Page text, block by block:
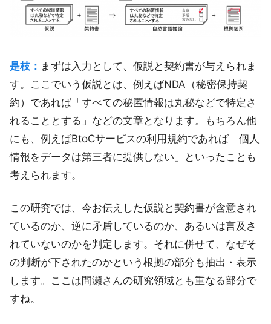
是枝： まずは入力として、仮説と契約書が与えられま
す。ここでいう仮説とは、例えばNDA（秘密保持契
約）であれば「すべての秘匿情報は丸秘などで特定さ
れることとする」などの文章となります。もちろん他
にも、例えばBtoCサービスの利用規約であれば「個人
情報をデータは第三者に提供しない」といったことも
考えられます。
この研究では、今お伝えした仮説と契約書が含意され
ているのか、逆に矛盾しているのか、あるいは言及さ
れていないのかを判定します。それに併せて、なぜそ
の判断が下されたのかという根拠の部分も抽出・表示
します。ここは間瀬さんの研究領域とも重なる部分で
すね。